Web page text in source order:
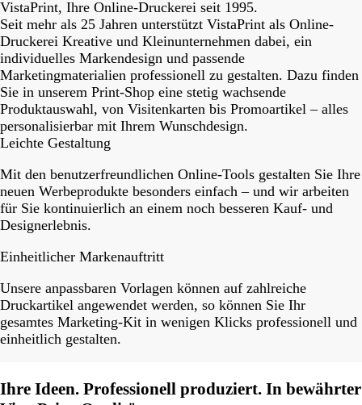
1
von
15
VistaPrint, Ihre Online-Druckerei seit 1995.
Seit mehr als 25 Jahren unterstützt VistaPrint als Online-
Druckerei Kreative und Kleinunternehmen dabei, ein
individuelles Markendesign und passende
Marketingmaterialien professionell zu gestalten. Dazu finden
Sie in unserem Print-Shop eine stetig wachsende
Produktauswahl, von Visitenkarten bis Promoartikel – alles
personalisierbar mit Ihrem Wunschdesign.
Leichte Gestaltung
Mit den benutzerfreundlichen Online-Tools gestalten Sie Ihre
neuen Werbeprodukte besonders einfach – und wir arbeiten
für Sie kontinuierlich an einem noch besseren Kauf- und
Designerlebnis.
Einheitlicher Markenauftritt
Unsere anpassbaren Vorlagen können auf zahlreiche
Druckartikel angewendet werden, so können Sie Ihr
gesamtes Marketing-Kit in wenigen Klicks professionell und
einheitlich gestalten.
Ihre Ideen. Professionell produziert. In bewährter